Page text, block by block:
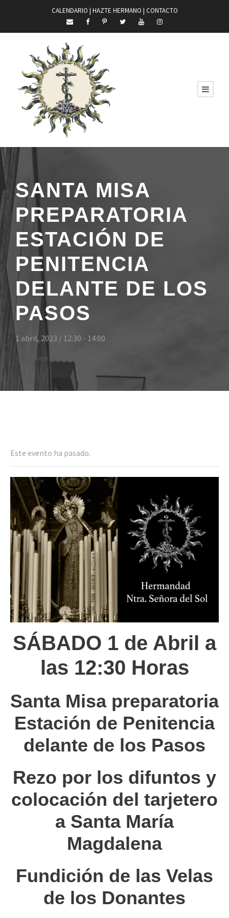
CALENDARIO | HAZTE HERMANO | CONTACTO
SANTA MISA
PREPARATORIA
ESTACIÓN DE
PENITENCIA
DELANTE DE LOS
PASOS
1 abril, 2023 / 12:30 - 14:00
« All Eventos
Este evento ha pasado.
SÁBADO 1 de Abril a
las 12:30 Horas
Santa Misa preparatoria
Estación de Penitencia
delante de los Pasos
Rezo por los difuntos y
colocación del tarjetero
a Santa María
Magdalena
Fundición de las Velas
de los Donantes